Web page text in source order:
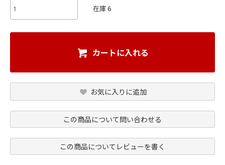
在庫 6
カートに入れる
お気に入りに追加
この商品について問い合わせる
この商品についてレビューを書く